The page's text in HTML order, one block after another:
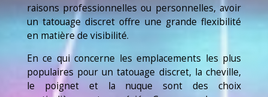
raisons professionnelles ou personnelles, avoir
un tatouage discret offre une grande flexibilité
en matière de visibilité.
En ce qui concerne les emplacements les plus
populaires pour un tatouage discret, la cheville,
le poignet et la nuque sont des choix